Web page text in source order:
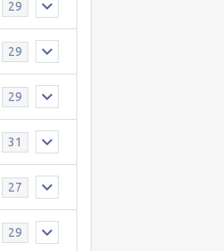
29
29
29
31
27
29